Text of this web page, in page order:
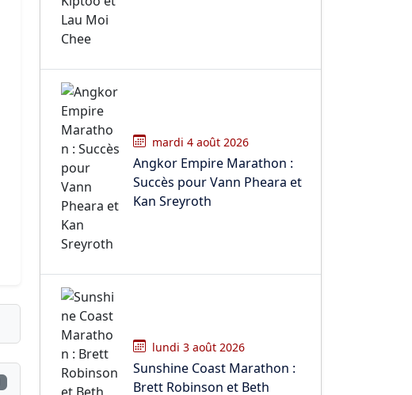
mardi 4 août 2026
Angkor Empire Marathon :
Succès pour Vann Pheara et
Kan Sreyroth
lundi 3 août 2026
Sunshine Coast Marathon :
Brett Robinson et Beth